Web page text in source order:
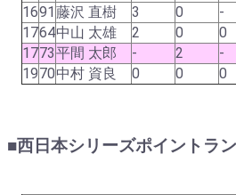
1691藤沢 直樹 3 0 -
1764中山 太雄 2 0 0
1773平間 太郎 - 2 -
1970中村 資良 0 0 0
■西日本シリーズポイントラ